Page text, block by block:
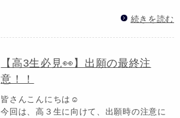
続きを読む
【高3生必見👀】出願の最終注
意！！
皆さんこんにちは☺
今回は、高３生に向けて、出願時の注意に